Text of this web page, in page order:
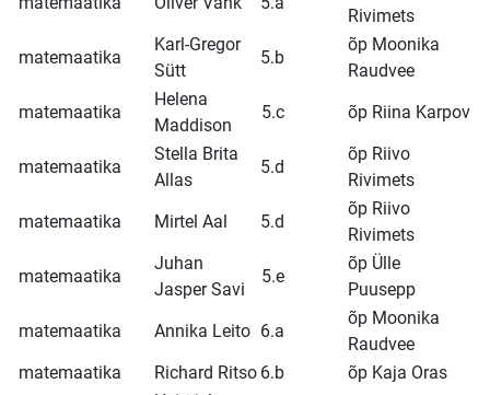
Rivimets
matemaatika
Karl-Gregor
Sütt
5.b
õp Moonika
Raudvee
matemaatika
Helena
Maddison
5.c õp Riina Karpov
matemaatika
Stella Brita
Allas
5.d
õp Riivo
Rivimets
matemaatika
Mirtel Aal 5.d
õp Riivo
Rivimets
matemaatika
Juhan
Jasper Savi
5.e
õp Ülle
Puusepp
matemaatika
Annika Leito 6.a
õp Moonika
Raudvee
matemaatika
Richard Ritso 6.b
õp Kaja Oras